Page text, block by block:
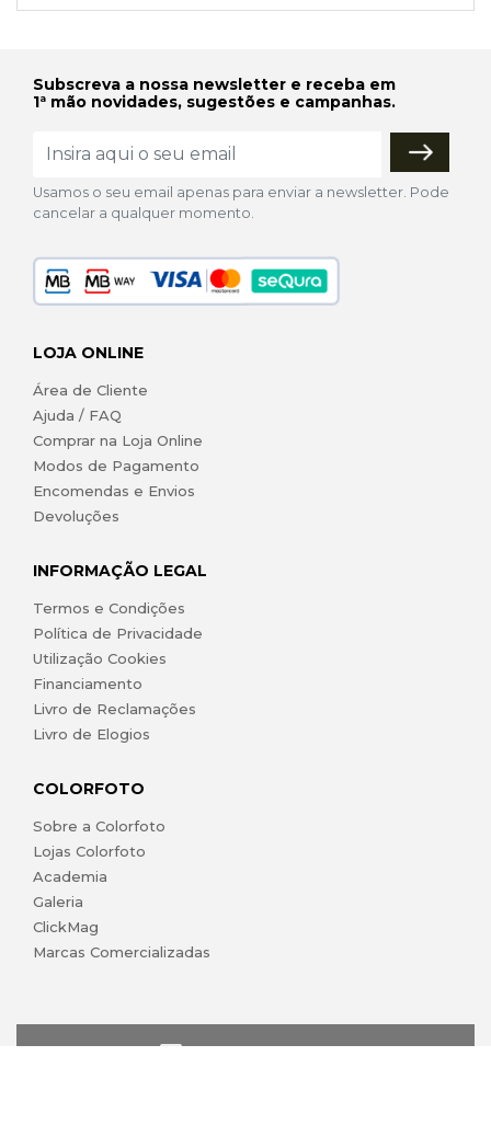
Subscreva a nossa newsletter e receba em
1ª mão novidades, sugestões e campanhas.
Usamos o seu email apenas para enviar a newsletter. Pode
cancelar a qualquer momento.
LOJA ONLINE
Área de Cliente
Ajuda / FAQ
Comprar na Loja Online
Modos de Pagamento
Encomendas e Envios
Devoluções
INFORMAÇÃO LEGAL
Termos e Condições
Política de Privacidade
Utilização Cookies
Financiamento
Livro de Reclamações
Livro de Elogios
COLORFOTO
Sobre a Colorfoto
Lojas Colorfoto
Academia
Galeria
ClickMag
Marcas Comercializadas